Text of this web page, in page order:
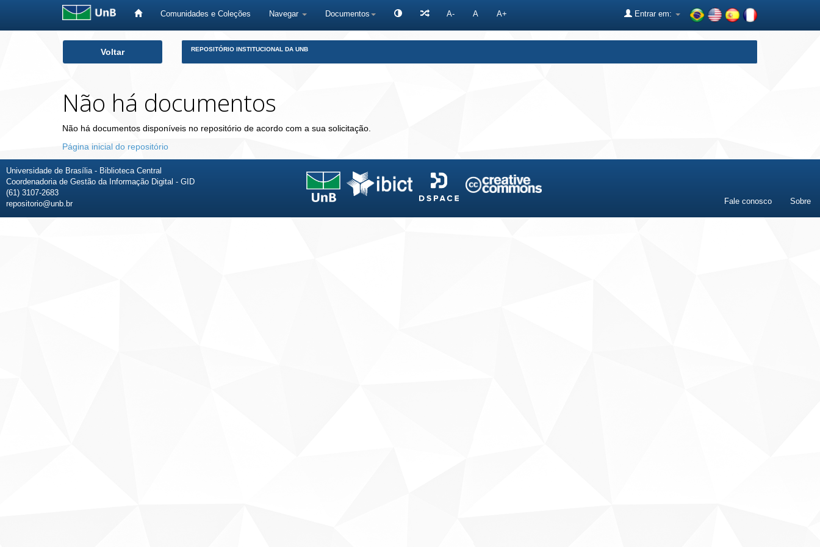
Comunidades e Coleções Navegar Documentos A- A A+ Entrar em:
Voltar REPOSITÓRIO INSTITUCIONAL DA UNB
Não há documentos
Não há documentos disponíveis no repositório de acordo com a sua solicitação.
Página inicial do repositório
Universidade de Brasília - Biblioteca Central
Coordenadoria de Gestão da Informação Digital - GID
(61) 3107-2683
repositorio@unb.br
Fale conosco Sobre